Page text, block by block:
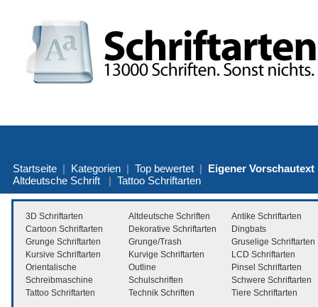
Startseite | Kategorien | Top bewertet | Eigener Vorschautext
Altdeutsche Schrift | Tattoo Schriftarten
3D Schriftarten Altdeutsche Schriften
Antike Schriftarten
Cartoon Schriftarten
Dekorative Schriftarten
Dingbats
Grunge Schriftarten
Grunge/Trash
Gruselige Schriftarten
Kursive Schriftarten
Kurvige Schriftarten
LCD Schriftarten
Orientalische
Outline
Pinsel Schriftarten
Schreibmaschine
Schulschriften
Schwere Schriftarten
Tattoo Schriftarten
Technik Schriften Tiere Schriftarten